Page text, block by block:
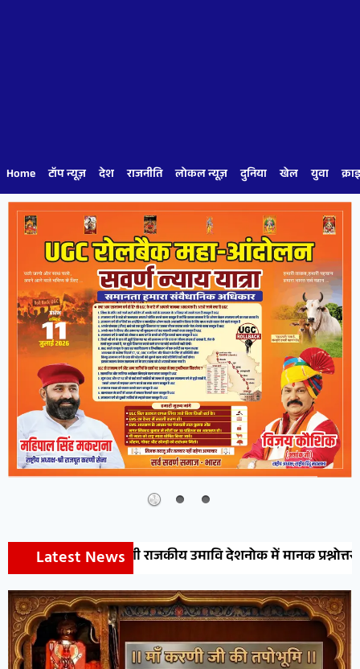
Home टॉप न्यूज़ देश राजनीति लोकल न्यूज़ दुनिया खेल युवा
Latest News
राजकीय उमावि देशनोक में मानक प्रश्नोत्तरी प्रतियोगिता का आयोजन